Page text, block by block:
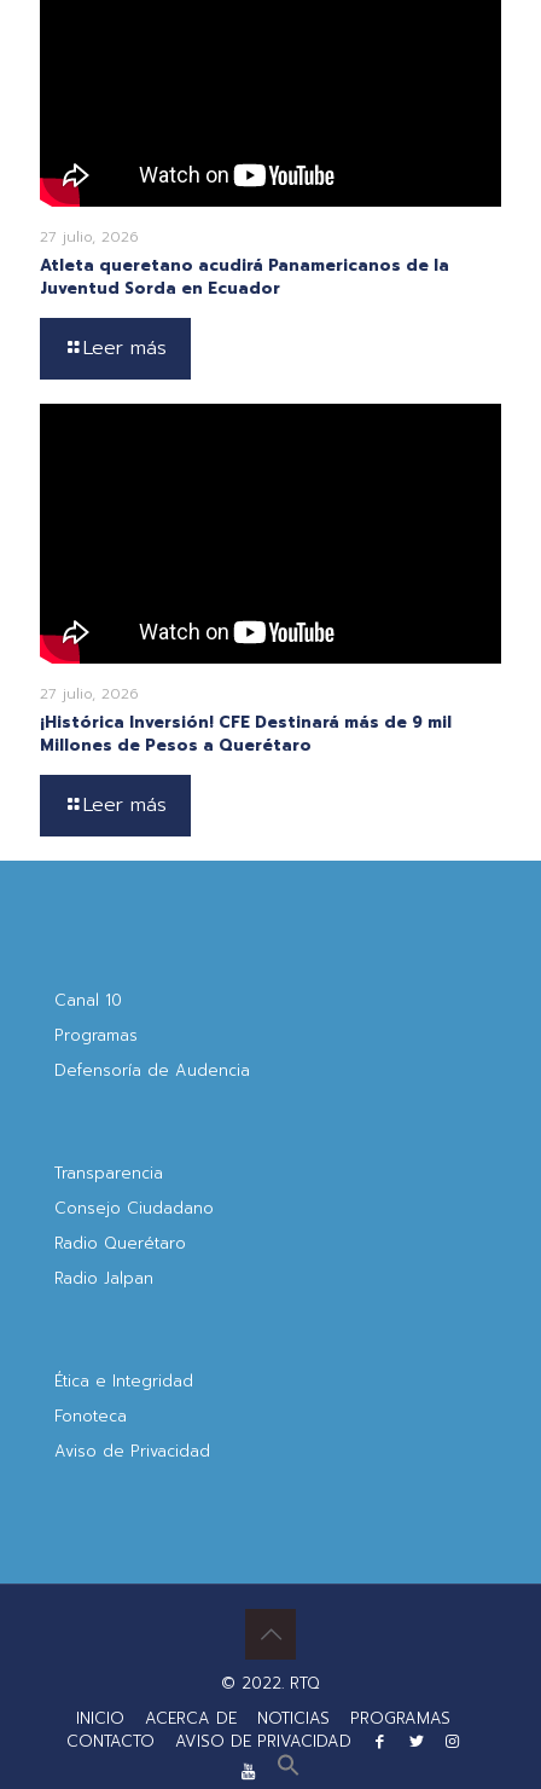
27 julio, 2026
Atleta queretano acudirá Panamericanos de la
Juventud Sorda en Ecuador
Leer más
27 julio, 2026
¡Histórica Inversión! CFE Destinará más de 9 mil
Millones de Pesos a Querétaro
Leer más
Canal 10
Programas
Defensoría de Audencia
Transparencia
Consejo Ciudadano
Radio Querétaro
Radio Jalpan
Ética e Integridad
Fonoteca
Aviso de Privacidad
© 2022. RTQ
INICIO
ACERCA DE NOTICIAS
PROGRAMAS
CONTACTO
AVISO DE PRIVACIDAD